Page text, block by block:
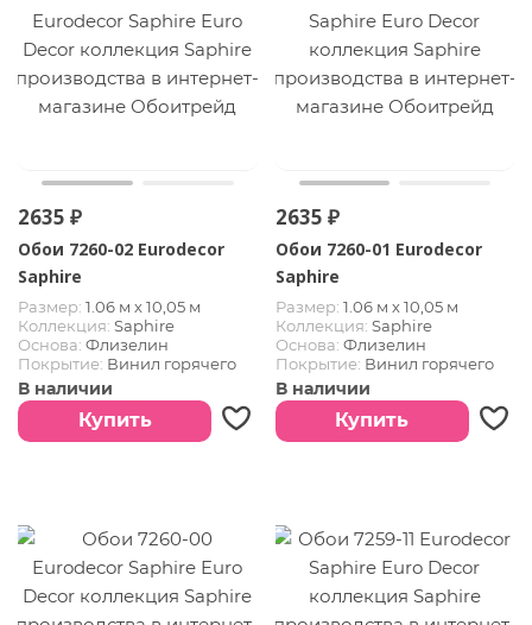
2635 ₽
Обои 7260-02 Eurodecor
Saphire
Размер: 1.06 м х 10,05 м
Коллекция: Saphire
Основа: Флизелин
Покрытие: Винил горячего
тиснения
В наличии
Купить
2635 ₽
Обои 7260-01 Eurodecor
Saphire
Размер: 1.06 м х 10,05 м
Коллекция: Saphire
Основа: Флизелин
Покрытие: Винил горячего
тиснения
В наличии
Купить